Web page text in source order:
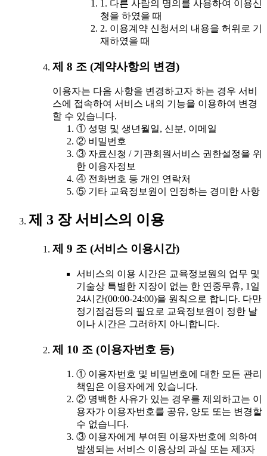
1. 다른 사람의 명의를 사용하여 이용신
청을 하였을 때
2. 이용계약 신청서의 내용을 허위로 기
재하였을 때
제 8 조 (계약사항의 변경)
이용자는 다음 사항을 변경하고자 하는 경우 서비
스에 접속하여 서비스 내의 기능을 이용하여 변경
할 수 있습니다.
① 성명 및 생년월일, 신분, 이메일
② 비밀번호
③ 자료신청 / 기관회원서비스 권한설정을 위
한 이용자정보
④ 전화번호 등 개인 연락처
⑤ 기타 교육정보원이 인정하는 경미한 사항
제 3 장 서비스의 이용
제 9 조 (서비스 이용시간)
서비스의 이용 시간은 교육정보원의 업무 및
기술상 특별한 지장이 없는 한 연중무휴, 1일
24시간(00:00-24:00)을 원칙으로 합니다. 다만
정기점검등의 필요로 교육정보원이 정한 날
이나 시간은 그러하지 아니합니다.
제 10 조 (이용자번호 등)
① 이용자번호 및 비밀번호에 대한 모든 관리
책임은 이용자에게 있습니다.
② 명백한 사유가 있는 경우를 제외하고는 이
용자가 이용자번호를 공유, 양도 또는 변경할
수 없습니다.
③ 이용자에게 부여된 이용자번호에 의하여
발생되는 서비스 이용상의 과실 또는 제3자